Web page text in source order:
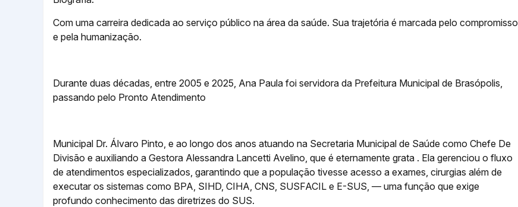
Com uma carreira dedicada ao serviço público na área da saúde. Sua trajetória é marcada pelo compromisso
e pela humanização.
Durante duas décadas, entre 2005 e 2025, Ana Paula foi servidora da Prefeitura Municipal de Brasópolis,
passando pelo Pronto Atendimento
Municipal Dr. Álvaro Pinto, e ao longo dos anos atuando na Secretaria Municipal de Saúde como Chefe De
Divisão e auxiliando a Gestora Alessandra Lancetti Avelino, que é eternamente grata . Ela gerenciou o fluxo
de atendimentos especializados, garantindo que a população tivesse acesso a exames, cirurgias além de
executar os sistemas como BPA, SIHD, CIHA, CNS, SUSFACIL e E-SUS, — uma função que exige
profundo conhecimento das diretrizes do SUS.